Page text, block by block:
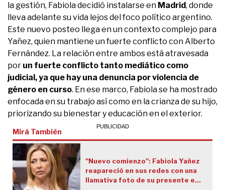
la gestión, Fabiola decidió instalarse en Madrid, donde
lleva adelante su vida lejos del foco político argentino.
Este nuevo posteo llega en un contexto complejo para
Yañez, quien mantiene un fuerte conflicto con Alberto
Fernández. La relación entre ambos está atravesada
por un fuerte conflicto tanto mediático como
judicial, ya que hay una denuncia por violencia de
género en curso. En ese marco, Fabiola se ha mostrado
enfocada en su trabajo así como en la crianza de su hijo,
priorizando su bienestar y educación en el exterior.
Mirá También
"Nuevo comienzo": Fabiola Yañez
reapareció en sus redes con una
llamativa foto de su presente en